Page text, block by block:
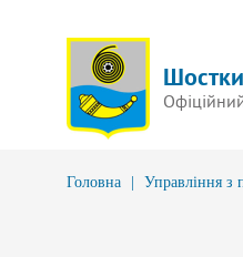
Головна Управління з